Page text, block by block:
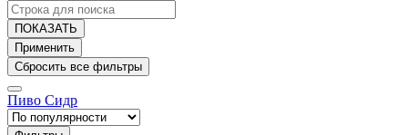
ПОКАЗАТЬ
Пиво Сидр